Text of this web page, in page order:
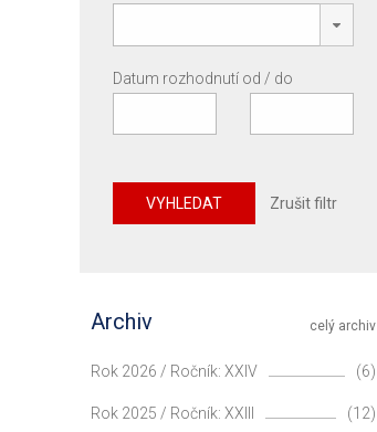
Datum rozhodnutí od / do
VYHLEDAT Zrušit filtr
celý archiv
Archiv
Rok 2026 / Ročník: XXIV (6)
Rok 2025 / Ročník: XXIII (12)